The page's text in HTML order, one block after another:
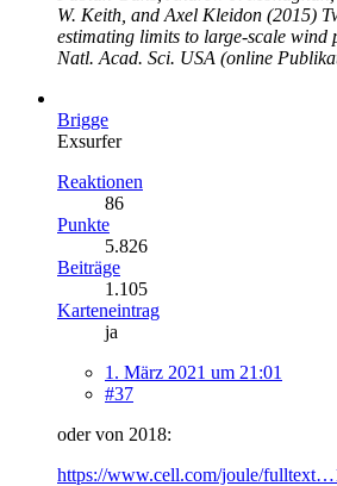
W. Keith, and Axel Kleidon (2015)
estimating limits to large-scale wind
Natl. Acad. Sci. USA (online
Brigge
Exsurfer
Reaktionen
86
Punkte
5.826
Beiträge
1.105
Karteneintrag
ja
1. März 2021 um 21:01
#37
oder von 2018:
https://www.cell.com/joule/